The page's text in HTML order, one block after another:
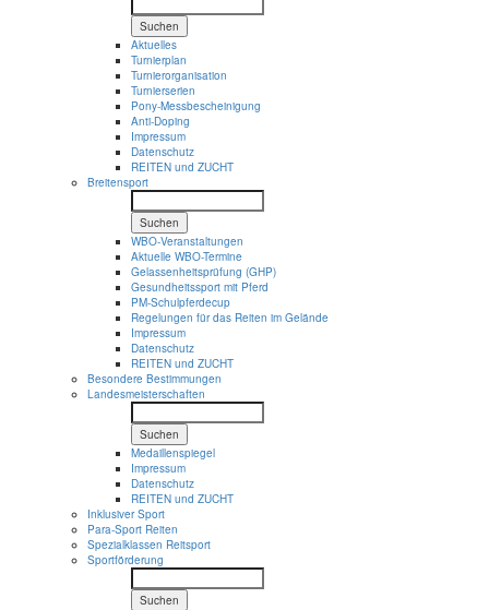
Suchen
Aktuelles
Turnierplan
Turnierorganisation
Turnierserien
Pony-Messbescheinigung
Anti-Doping
Impressum
Datenschutz
REITEN und ZUCHT
Breitensport
Suchen
WBO-Veranstaltungen
Aktuelle WBO-Termine
Gelassenheitsprüfung (GHP)
Gesundheitssport mit Pferd
PM-Schulpferdecup
Regelungen für das Reiten im Gelände
Impressum
Datenschutz
REITEN und ZUCHT
Besondere Bestimmungen
Landesmeisterschaften
Suchen
Medaillenspiegel
Impressum
Datenschutz
REITEN und ZUCHT
Inklusiver Sport
Para-Sport Reiten
Spezialklassen Reitsport
Sportförderung
Suchen